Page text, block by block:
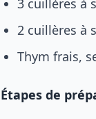
3 cuillères à
2 cuillères à
Thym frais,
Étapes de